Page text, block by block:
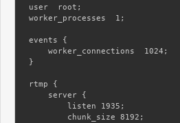
user  root;
worker_processes  1;
events {
    worker_connections  1024;
}
rtmp {
    server {
        listen 1935;
        chunk_size 8192;